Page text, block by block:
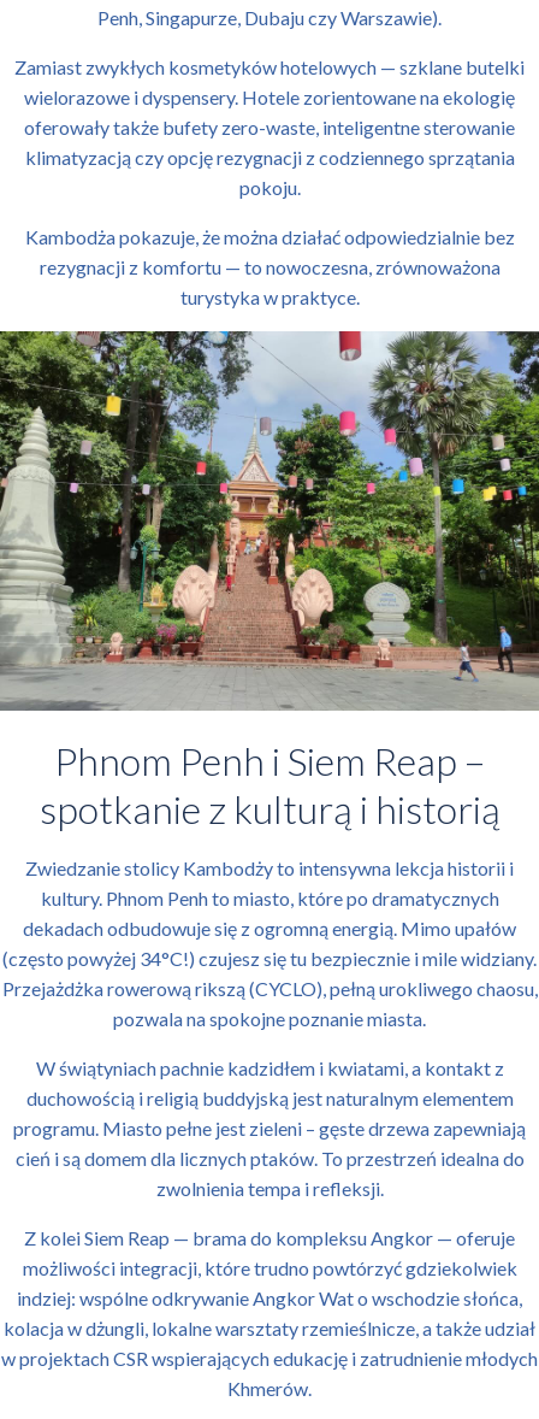
Penh, Singapurze, Dubaju czy Warszawie).
Zamiast zwykłych kosmetyków hotelowych — szklane butelki
wielorazowe i dyspensery. Hotele zorientowane na ekologię
oferowały także bufety zero-waste, inteligentne sterowanie
klimatyzacją czy opcję rezygnacji z codziennego sprzątania
pokoju.
Kambodża pokazuje, że można działać odpowiedzialnie bez
rezygnacji z komfortu — to nowoczesna, zrównoważona
turystyka w praktyce.
Phnom Penh i Siem Reap –
spotkanie z kulturą i historią
Zwiedzanie stolicy Kambodży to intensywna lekcja historii i
kultury. Phnom Penh to miasto, które po dramatycznych
dekadach odbudowuje się z ogromną energią. Mimo upałów
(często powyżej 34°C!) czujesz się tu bezpiecznie i mile widziany.
Przejażdżka rowerową rikszą (CYCLO), pełną urokliwego chaosu,
pozwala na spokojne poznanie miasta.
W świątyniach pachnie kadzidłem i kwiatami, a kontakt z
duchowością i religią buddyjską jest naturalnym elementem
programu. Miasto pełne jest zieleni – gęste drzewa zapewniają
cień i są domem dla licznych ptaków. To przestrzeń idealna do
zwolnienia tempa i refleksji.
Z kolei Siem Reap — brama do kompleksu Angkor — oferuje
możliwości integracji, które trudno powtórzyć gdziekolwiek
indziej: wspólne odkrywanie Angkor Wat o wschodzie słońca,
kolacja w dżungli, lokalne warsztaty rzemieślnicze, a także udział
w projektach CSR wspierających edukację i zatrudnienie młodych
Khmerów.